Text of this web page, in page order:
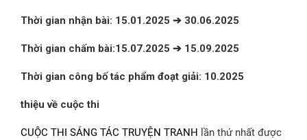
Thời gian nhận bài: 15.01.2025 ➔ 30.06.2025
Thời gian chấm bài:15.07.2025 ➔ 15.09.2025
Thời gian công bố tác phẩm đoạt giải: 10.2025
thiệu về cuộc thi
CUỘC THI SÁNG TÁC TRUYỆN TRANH
lần thứ nhất được